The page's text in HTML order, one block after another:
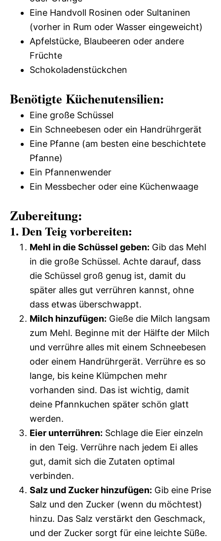
Eine Handvoll Rosinen oder Sultaninen
(vorher in Rum oder Wasser eingeweicht)
Apfelstücke, Blaubeeren oder andere
Früchte
Schokoladenstückchen
Benötigte Küchenutensilien:
Eine große Schüssel
Ein Schneebesen oder ein Handrührgerät
Eine Pfanne (am besten eine beschichtete
Pfanne)
Ein Pfannenwender
Ein Messbecher oder eine Küchenwaage
Zubereitung:
1. Den Teig vorbereiten:
Mehl in die Schüssel geben: Gib das Mehl
in die große Schüssel. Achte darauf, dass
die Schüssel groß genug ist, damit du
später alles gut verrühren kannst, ohne
dass etwas überschwappt.
Milch hinzufügen: Gieße die Milch langsam
zum Mehl. Beginne mit der Hälfte der Milch
und verrühre alles mit einem Schneebesen
oder einem Handrührgerät. Verrühre es so
lange, bis keine Klümpchen mehr
vorhanden sind. Das ist wichtig, damit
deine Pfannkuchen später schön glatt
werden.
Eier unterrühren: Schlage die Eier einzeln
in den Teig. Verrühre nach jedem Ei alles
gut, damit sich die Zutaten optimal
verbinden.
Salz und Zucker hinzufügen: Gib eine Prise
Salz und den Zucker (wenn du möchtest)
hinzu. Das Salz verstärkt den Geschmack,
und der Zucker sorgt für eine leichte Süße.